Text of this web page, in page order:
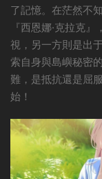
了記憶。在茫然不
『西恩娜·克拉克
視，另一方則是出
索自身與島嶼秘密
難，是抵抗還是屈
始！